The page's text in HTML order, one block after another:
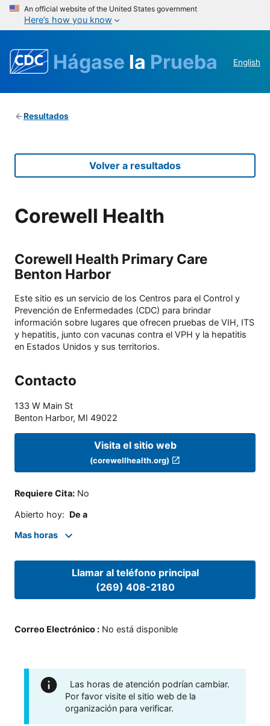
An official website of the United States government
Here’s how you know
Hágase la Prueba English
Resultados
Volver a resultados
Corewell Health
Corewell Health Primary Care
Benton Harbor
Este sitio es un servicio de los Centros para el Control y
Prevención de Enfermedades (CDC) para brindar
información sobre lugares que ofrecen pruebas de VIH, ITS
y hepatitis, junto con vacunas contra el VPH y la hepatitis
en Estados Unidos y sus territorios.
Contacto
133 W Main St
Benton Harbor, MI 49022
Visita el sitio web
(corewellhealth.org)
Requiere Cita: No
Abierto hoy: De a
Mas horas
Llamar al teléfono principal
(269) 408-2180
Correo Electrónico : No está disponible
Las horas de atención podrían cambiar.
Por favor visite el sitio web de la
organización para verificar.